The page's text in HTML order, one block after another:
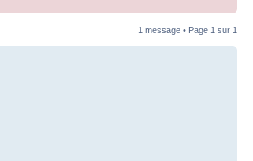
1 message • Page 1 sur 1